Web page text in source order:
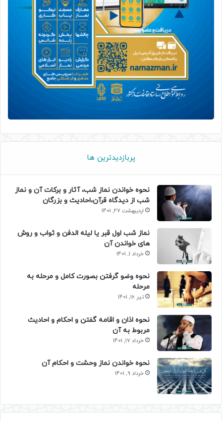
پربازدیدترین ها
نحوه خواندن نماز شب، آثار و برکات آن و نماز
شب از دیدگاه قرآن،احادیث و بزرگان
اردیبهشت 27, 1401
نماز شب اول قبر یا لیله الدفن و ثواب و روش
های خواندن آن
خرداد 1, 1401
نحوه وضو گرفتن بصورت کامل و مرحله به
مرحله
تیر 16, 1401
نحوه اذان و اقامه گفتن و احکام و احادیث
مربوط به آن
خرداد 17, 1401
نحوه خواندن نماز وحشت و احکام آن
خرداد 9, 1401